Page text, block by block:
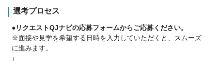
お給料の見える化や年4回のボーナスでプライベートも充実◎
今まで培った技術や経験を活かせる…
結婚や出産等、ライフイベントと両立できる…
選考プロセス
●リクエストQJナビの応募フォームからご応募ください。
※面接や見学を希望する日時を入力していただくと、スムーズ
に進みます。
↓